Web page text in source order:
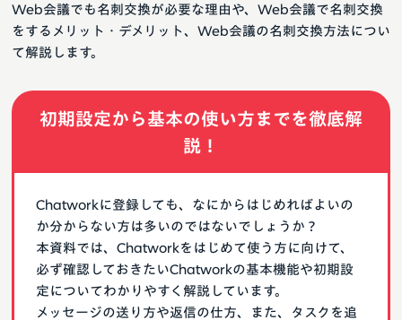
Web会議でも名刺交換が必要な理由や、Web会議で名刺交換
をするメリット・デメリット、Web会議の名刺交換方法につい
て解説します。
初期設定から基本の使い方までを徹底解
説！
Chatworkに登録しても、なにからはじめればよいの
か分からない方は多いのではないでしょうか？
本資料では、Chatworkをはじめて使う方に向けて、
必ず確認しておきたいChatworkの基本機能や初期設
定についてわかりやすく解説しています。
メッセージの送り方や返信の仕方、また、タスクを追